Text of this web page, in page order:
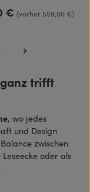
€(vorher 559,00 €)
trifft
, wo jedes
und Design
zwischen
oder als